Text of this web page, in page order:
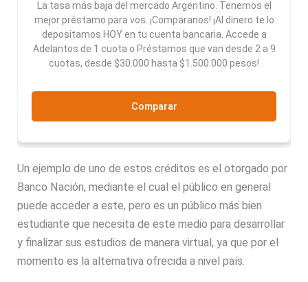
La tasa más baja del mercado Argentino. Tenemos el
mejor préstamo para vos. ¡Comparanos! ¡Al dinero te lo
depositamos HOY en tu cuenta bancaria. Accede a
Adelantos de 1 cuota o Préstamos que van desde 2 a 9
cuotas, desde $30.000 hasta $1.500.000 pesos!
Comparar
Un ejemplo de uno de estos créditos es el otorgado por
Banco Nación, mediante el cual el público en general
puede acceder a este, pero es un público más bien
estudiante que necesita de este medio para desarrollar
y finalizar sus estudios de manera virtual, ya que por el
momento es la alternativa ofrecida a nivel país.